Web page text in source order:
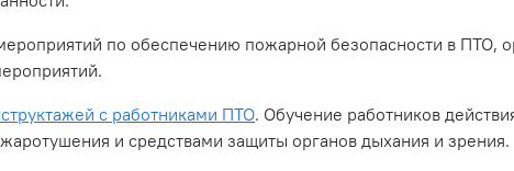
по обеспечению пожарной безопасности в ПТО,
с работниками ПТО. Обучение работников
и средствами защиты органов дыхания и зрения.